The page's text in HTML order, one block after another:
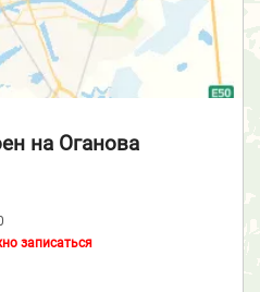
на Оганова
записаться